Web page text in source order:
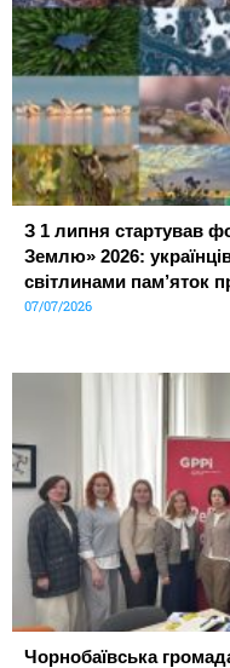
З 1 липня стартував
Землю» 2026:
світлинами пам’яток
07/07/2026
Чорнобаївська